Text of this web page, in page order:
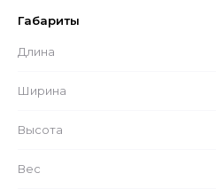
Габариты
Длина
Ширина
Высота
Вес